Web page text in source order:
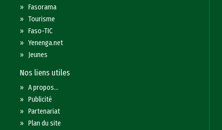
»Fasorama
»Tourisme
»Faso-TIC
»Yenenga.net
» Jeunes
Nos liens utiles
»A propos...
»Publicité
»Partenariat
»Plan du site